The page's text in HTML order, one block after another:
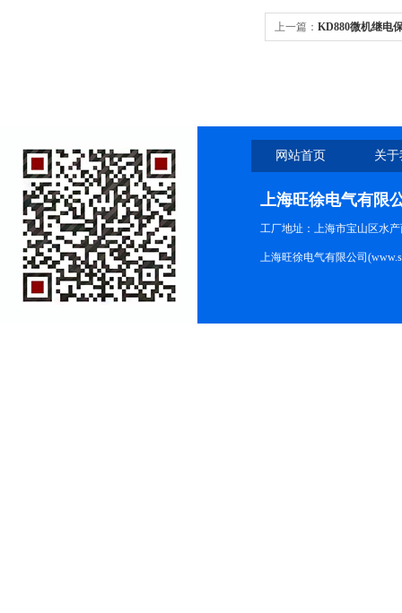
上一篇： KD880微机继电
网站首页 关
上海旺徐电气有限
工厂地址：上海市宝山区水产
上海旺徐电气有限公司